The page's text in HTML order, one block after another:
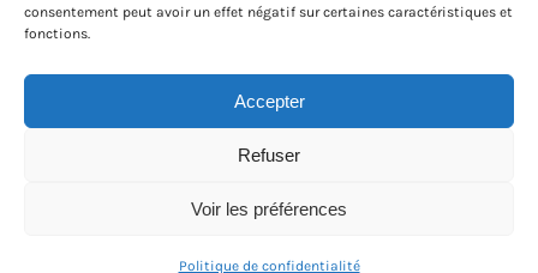
consentement peut avoir un effet négatif sur certaines caractéristiques et
fonctions.
Accepter
Refuser
Voir les préférences
Politique de confidentialité
Zone 3 : (commande minimum 40€)
Netcom Agency